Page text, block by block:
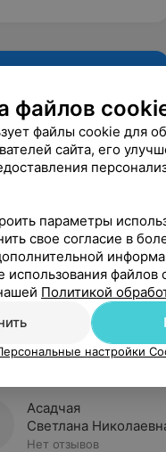
Рекомендую
Асадчая
Светлана
Нет отзывов
файлов
файлы cookie для
сайта, его
параметры
свое согласие в
использования
Политикой
настройки